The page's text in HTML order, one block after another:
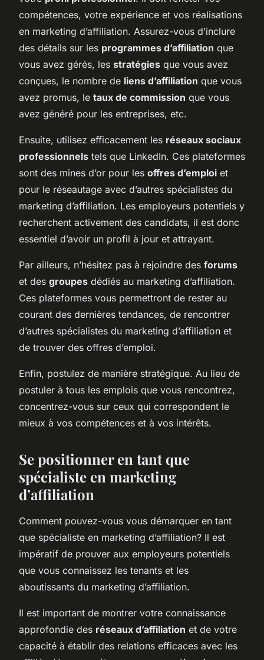
compétences, votre expérience et vos réalisations
en marketing d’affiliation. Assurez-vous d’inclure
des détails sur les programmes d’affiliation que
vous avez gérés, les stratégies que vous avez
conçues, le nombre de liens d’affiliation que vous
avez promus, le taux de commission que vous
avez généré pour les entreprises, etc.
Ensuite, utilisez efficacement les réseaux sociaux
professionnels tels que LinkedIn. Ces plateformes
sont des mines d’or pour les offres d’emploi et
pour le réseautage avec d’autres spécialistes du
marketing d’affiliation. Les employeurs potentiels y
recherchent activement des candidats, il est donc
essentiel d’avoir un profil à jour et attrayant.
Par ailleurs, n’hésitez pas à rejoindre des forums
et des groupes dédiés au marketing d’affiliation.
Ces plateformes vous permettront de rester au
courant des dernières tendances, de rencontrer
d’autres spécialistes du marketing d’affiliation et
de trouver des offres d’emploi.
Enfin, postulez de manière stratégique. Au lieu de
postuler à tous les emplois que vous rencontrez,
concentrez-vous sur ceux qui correspondent le
mieux à vos compétences et à vos intérêts.
Se positionner en tant que
spécialiste en marketing
d’affiliation
Comment pouvez-vous vous démarquer en tant
que spécialiste en marketing d’affiliation? Il est
impératif de prouver aux employeurs potentiels
que vous connaissez les tenants et les
aboutissants du marketing d’affiliation.
Il est important de montrer votre connaissance
approfondie des réseaux d’affiliation et de votre
capacité à établir des relations efficaces avec les